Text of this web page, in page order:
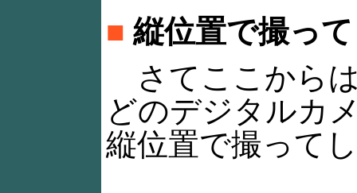
■ 縦位置で撮っ
さてここから
どのデジタルカ
縦位置で撮って